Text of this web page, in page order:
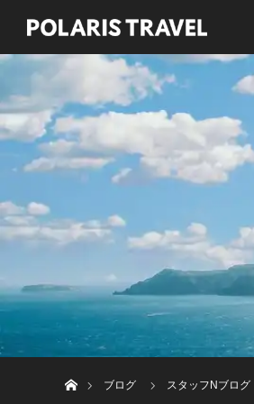
ブログ
スタッフNブログ